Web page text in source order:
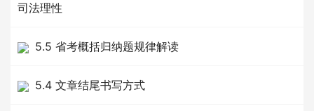
司法理性
5.5 省考概括归纳题规律解读
5.4 文章结尾书写方式